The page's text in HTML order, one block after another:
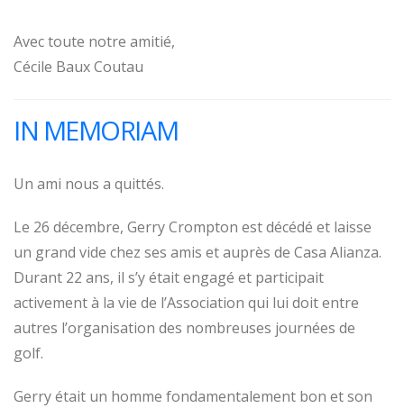
Avec toute notre amitié,
Cécile Baux Coutau
IN MEMORIAM
Un ami nous a quittés.
Le 26 décembre, Gerry Crompton est décédé et laisse
un grand vide chez ses amis et auprès de Casa Alianza.
Durant 22 ans, il s’y était engagé et participait
activement à la vie de l’Association qui lui doit entre
autres l’organisation des nombreuses journées de
golf.
Gerry était un homme fondamentalement bon et son